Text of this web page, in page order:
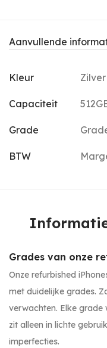
Aanvullende
Kleur Zilver
Capaciteit
Grade
BTW
Grades van onze
Onze refurbished
met duidelijke grades.
verwachten. Elke grade
zit alleen in lichte
imperfecties.